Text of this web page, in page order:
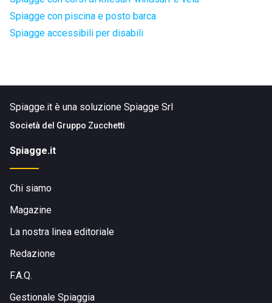
Spiagge con piscina e posto barca
Spiagge accessibili per disabili
Spiagge.it è una soluzione Spiagge Srl
Società del Gruppo Zucchetti
Spiagge.it
Chi siamo
Magazine
La nostra linea editoriale
Redazione
F.A.Q.
Gestionale Spiaggia